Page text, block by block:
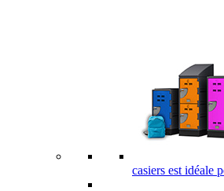
casiers est idéale